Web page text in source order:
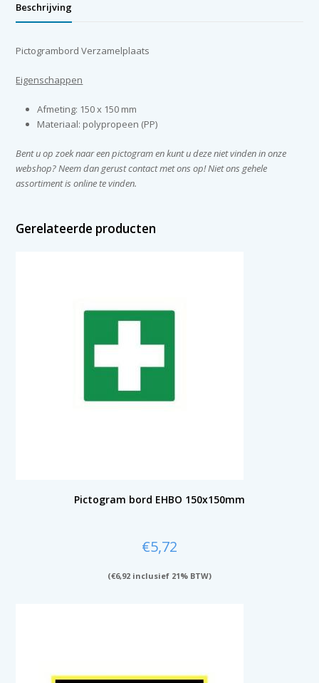
Beschrijving
Pictogrambord Verzamelplaats
Eigenschappen
Afmeting: 150 x 150 mm
Materiaal: polypropeen (PP)
Bent u op zoek naar een pictogram en kunt u deze niet vinden in onze
webshop? Neem dan gerust contact met ons op! Niet ons gehele
assortiment is online te vinden.
Gerelateerde producten
Pictogram bord EHBO 150x150mm
€5,72
(€6,92 inclusief 21% BTW)